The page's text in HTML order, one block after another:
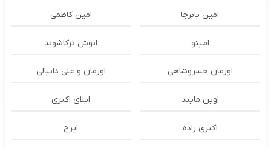
امین پابرجا امین کاظمی
امینو انوش ترکاشوند
اورمان خسروشاهی اورمان و علی دانیالی
اوپن مایند ايلاى اكبرى
اکبری زاده ایرج